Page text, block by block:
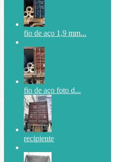
fio de aço 1,9 mm...
fio de aço foto d...
recipiente